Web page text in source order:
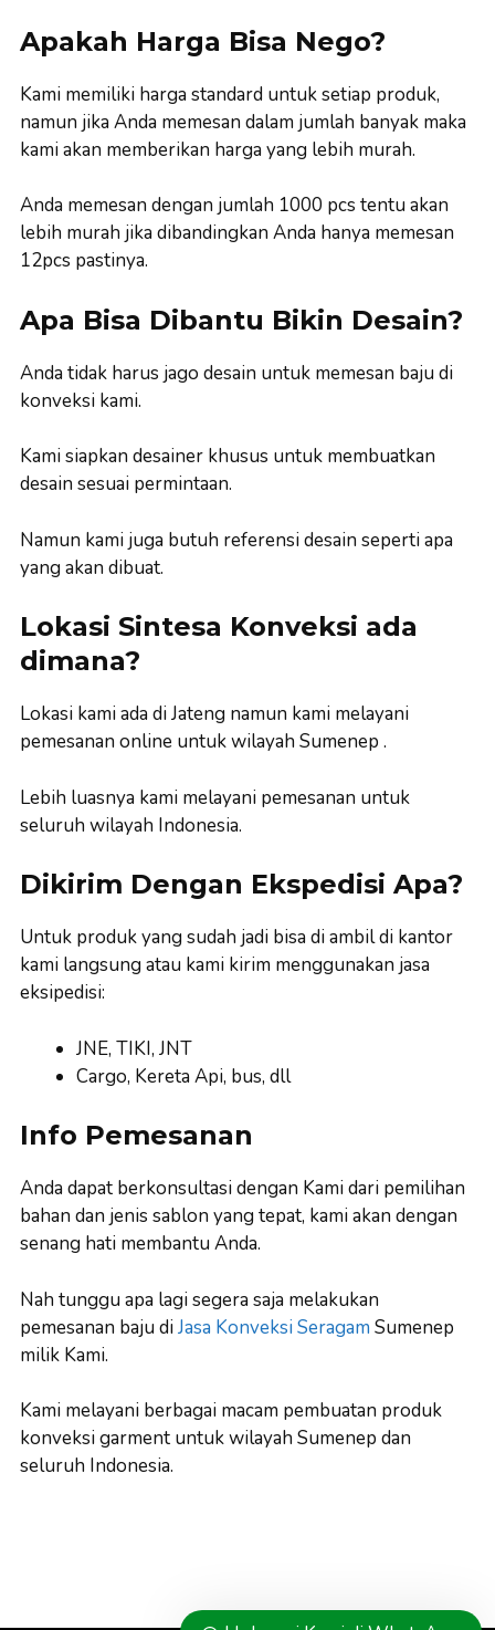
Apakah Harga Bisa Nego?
Kami memiliki harga standard untuk setiap produk,
namun jika Anda memesan dalam jumlah banyak maka
kami akan memberikan harga yang lebih murah.
Anda memesan dengan jumlah 1000 pcs tentu akan
lebih murah jika dibandingkan Anda hanya memesan
12pcs pastinya.
Apa Bisa Dibantu Bikin Desain?
Anda tidak harus jago desain untuk memesan baju di
konveksi kami.
Kami siapkan desainer khusus untuk membuatkan
desain sesuai permintaan.
Namun kami juga butuh referensi desain seperti apa
yang akan dibuat.
Lokasi Sintesa Konveksi ada
dimana?
Lokasi kami ada di Jateng namun kami melayani
pemesanan online untuk wilayah Sumenep .
Lebih luasnya kami melayani pemesanan untuk
seluruh wilayah Indonesia.
Dikirim Dengan Ekspedisi Apa?
Untuk produk yang sudah jadi bisa di ambil di kantor
kami langsung atau kami kirim menggunakan jasa
eksipedisi:
JNE, TIKI, JNT
Cargo, Kereta Api, bus, dll
Info Pemesanan
Anda dapat berkonsultasi dengan Kami dari pemilihan
bahan dan jenis sablon yang tepat, kami akan dengan
senang hati membantu Anda.
Nah tunggu apa lagi segera saja melakukan
pemesanan baju diJasa Konveksi Seragam Sumenep
milik Kami.
Kami melayani berbagai macam pembuatan produk
konveksi garment untuk wilayah Sumenep dan
seluruh Indonesia.